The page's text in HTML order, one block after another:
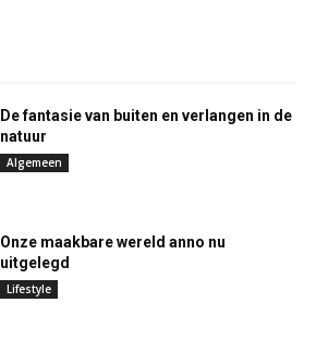
De fantasie van buiten en verlangen in de
natuur
Algemeen
Onze maakbare wereld anno nu
uitgelegd
Lifestyle